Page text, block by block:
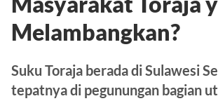
Melambangkan?
Suku Toraja berada di Sulawesi
tepatnya di pegunungan bagian